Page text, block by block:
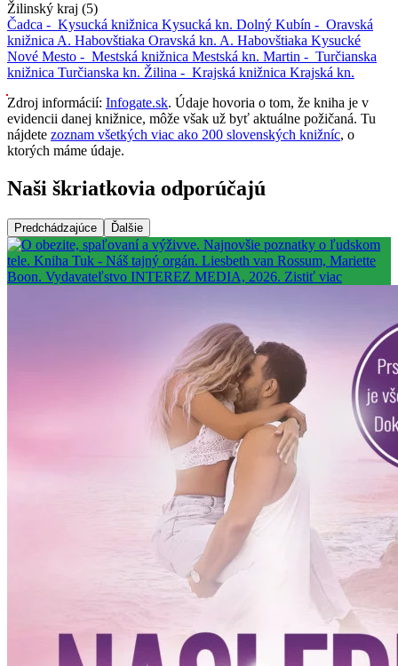
Žilinský kraj (5)
Čadca - Kysucká knižnica Kysucká kn. Dolný Kubín - Oravská
knižnica A. Habovštiaka Oravská kn. A. Habovštiaka Kysucké
Nové Mesto - Mestská knižnica Mestská kn. Martin - Turčianska
knižnica Turčianska kn. Žilina - Krajská knižnica Krajská kn.
Zdroj informácií: Infogate.sk. Údaje hovoria o tom, že kniha je v
evidencii danej knižnice, môže však už byť aktuálne požičaná. Tu
nájdete zoznam všetkých viac ako 200 slovenských knižníc, o
ktorých máme údaje.
Naši škriatkovia odporúčajú
Predchádzajúce Ďalšie